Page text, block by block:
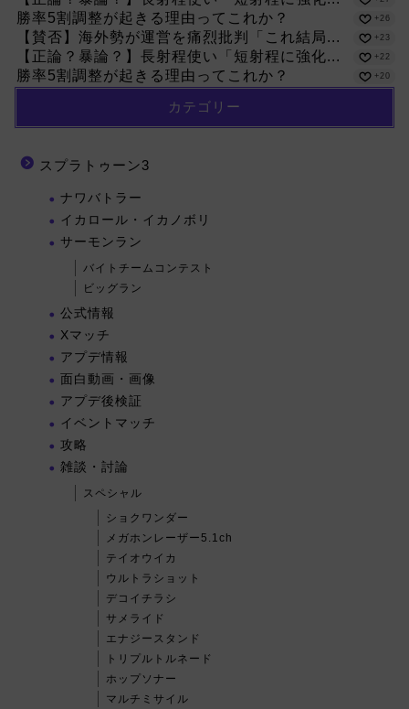
勝率5割調整が起きる理由ってこれか？ +26
【賛否】海外勢が運営を痛烈批判「これ結局... +23
【正論？暴論？】長射程使い「短射程に強化... +22
勝率5割調整が起きる理由ってこれか？ +20
カテゴリー
スプラトゥーン3
ナワバトラー
イカロール・イカノボリ
サーモンラン
バイトチームコンテスト
ビッグラン
公式情報
Xマッチ
アプデ情報
面白動画・画像
アプデ後検証
イベントマッチ
攻略
雑談・討論
スペシャル
ショクワンダー
メガホンレーザー5.1ch
テイオウイカ
ウルトラショット
デコイチラシ
サメライド
エナジースタンド
トリプルトルネード
ホップソナー
マルチミサイル